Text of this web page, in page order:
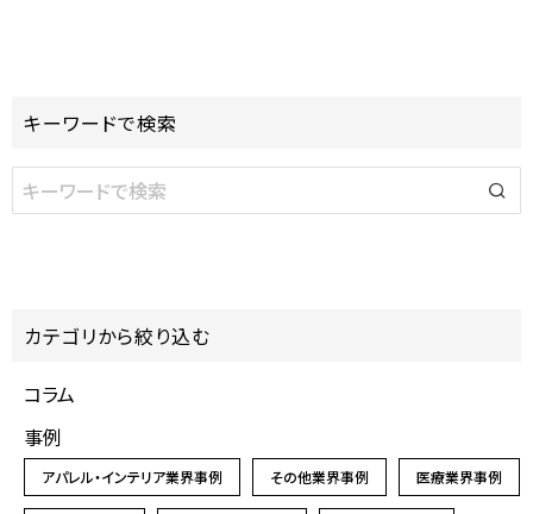
キーワードで検索
カテゴリから絞り込む
コラム
事例
アパレル・インテリア業界事例 その他業界事例 医療業界事例